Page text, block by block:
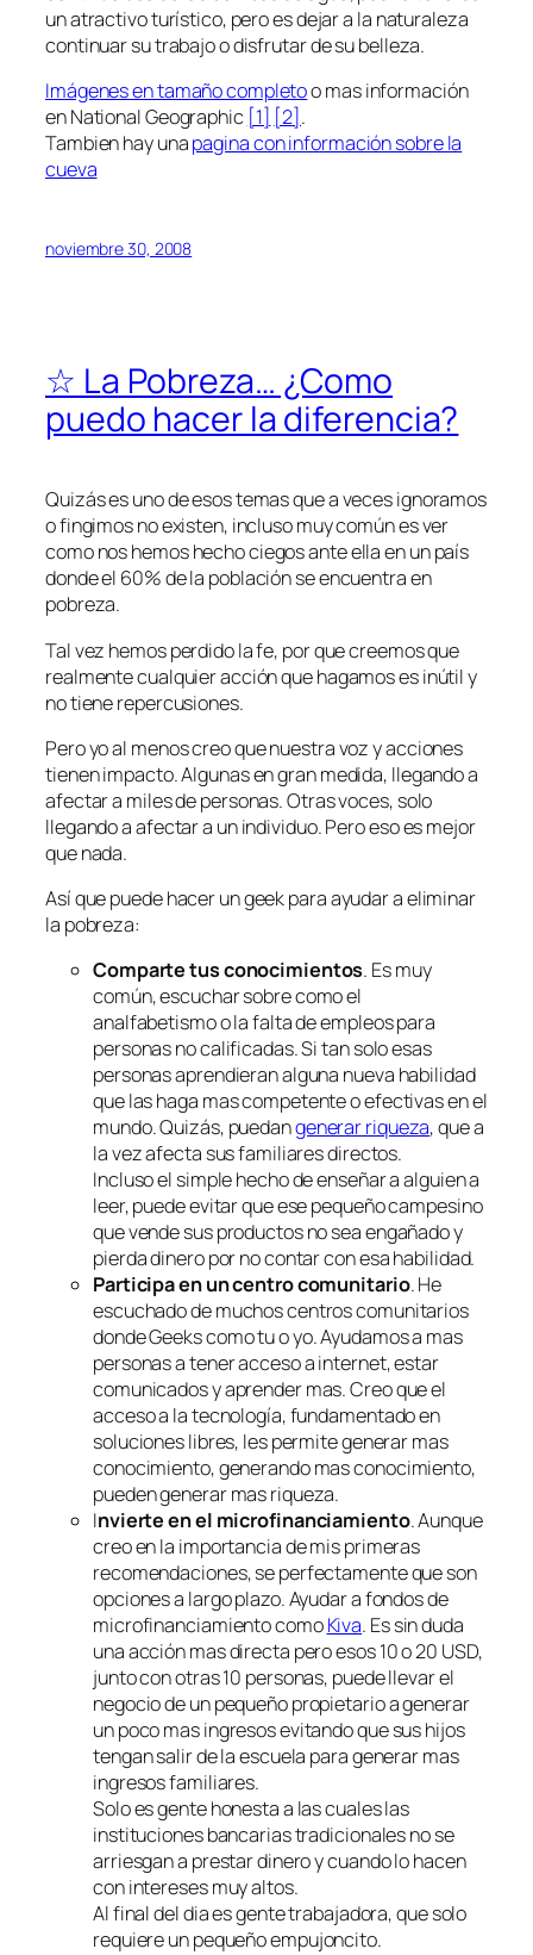
un atractivo turístico, pero es dejar a la naturaleza
continuar su trabajo o disfrutar de su belleza.
Imágenes en tamaño completoo mas información
en National Geographic [1] [2].
Tambien hay unapagina con información sobre la
cueva
noviembre 30, 2008
☆ La Pobreza… ¿Como
puedo hacer la diferencia?
Quizás es uno de esos temas que a veces ignoramos
o fingimos no existen, incluso muy común es ver
como nos hemos hecho ciegos ante ella en un país
donde el 60% de la población se encuentra en
pobreza.
Tal vez hemos perdido la fe, por que creemos que
realmente cualquier acción que hagamos es inútil y
no tiene repercusiones.
Pero yo al menos creo que nuestra voz y acciones
tienen impacto. Algunas en gran medida, llegando a
afectar a miles de personas. Otras voces, solo
llegando a afectar a un individuo. Pero eso es mejor
que nada.
Así que puede hacer un geek para ayudar a eliminar
la pobreza:
Comparte tus conocimientos. Es muy
común, escuchar sobre como el
analfabetismo o la falta de empleos para
personas no calificadas. Si tan solo esas
personas aprendieran alguna nueva habilidad
que las haga mas competente o efectivas en el
mundo. Quizás, puedangenerar riqueza, que a
la vez afecta sus familiares directos.
Incluso el simple hecho de enseñar a alguien a
leer, puede evitar que ese pequeño campesino
que vende sus productos no sea engañado y
pierda dinero por no contar con esa habilidad.
Participa en un centro comunitario. He
escuchado de muchos centros comunitarios
donde Geeks como tu o yo. Ayudamos a mas
personas a tener acceso a internet, estar
comunicados y aprender mas. Creo que el
acceso a la tecnología, fundamentado en
soluciones libres, les permite generar mas
conocimiento, generando mas conocimiento,
pueden generar mas riqueza.
Invierte en el microfinanciamiento. Aunque
creo en la importancia de mis primeras
recomendaciones, se perfectamente que son
opciones a largo plazo. Ayudar a fondos de
microfinanciamiento comoKiva. Es sin duda
una acción mas directa pero esos 10 o 20 USD,
junto con otras 10 personas, puede llevar el
negocio de un pequeño propietario a generar
un poco mas ingresos evitando que sus hijos
tengan salir de la escuela para generar mas
ingresos familiares.
Solo es gente honesta a las cuales las
instituciones bancarias tradicionales no se
arriesgan a prestar dinero y cuando lo hacen
con intereses muy altos.
Al final del dia es gente trabajadora, que solo
requiere un pequeñoempujoncito.